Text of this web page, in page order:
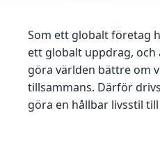
Som ett globalt företag
ett globalt uppdrag, och
göra världen bättre om
tillsammans. Därför
göra en hållbar livsstil till